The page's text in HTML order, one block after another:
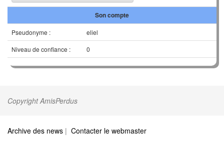
Son compte
Pseudonyme :
eliel
Niveau de confiance :
0
Copyright AmisPerdus
Archive des news | Contacter le webmaster